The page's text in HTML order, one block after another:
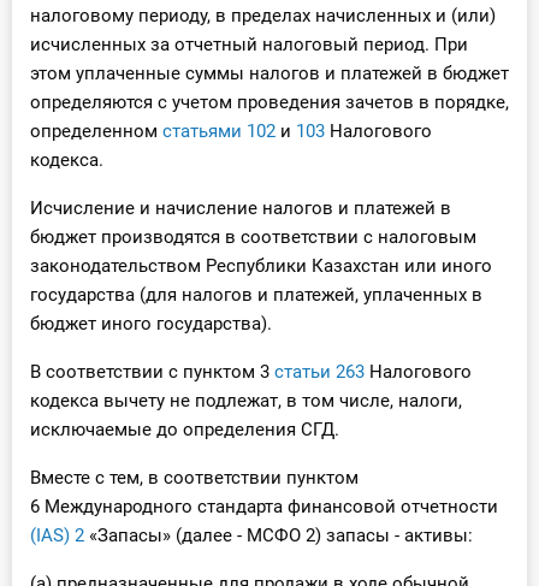
налоговому периоду, в пределах начисленных и (или)
исчисленных за отчетный налоговый период. При
этом уплаченные суммы налогов и платежей в бюджет
определяются с учетом проведения зачетов в порядке,
определенном статьями 102 и 103 Налогового
кодекса.
Исчисление и начисление налогов и платежей в
бюджет производятся в соответствии с налоговым
законодательством Республики Казахстан или иного
государства (для налогов и платежей, уплаченных в
бюджет иного государства).
В соответствии с пунктом 3 статьи 263 Налогового
кодекса вычету не подлежат, в том числе, налоги,
исключаемые до определения СГД.
Вместе с тем, в соответствии пунктом
6 Международного стандарта финансовой отчетности
(IAS) 2 «Запасы» (далее - МСФО 2) запасы - активы: